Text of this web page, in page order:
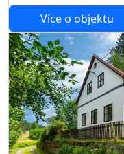
Více o objektu